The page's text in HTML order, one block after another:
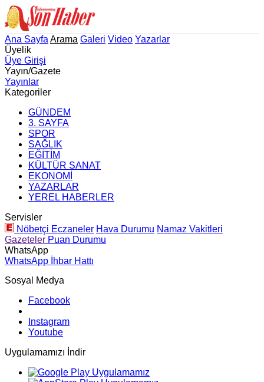
Ana Sayfa Arama Galeri Video Yazarlar
Üyelik
Üye Girişi
Yayın/Gazete
Yayınlar
Kategoriler
GÜNDEM
3. SAYFA
SPOR
SAĞLIK
EĞİTİM
KÜLTÜR SANAT
EKONOMİ
YAZARLAR
YEREL HABERLER
Servisler
Nöbetçi Eczaneler Hava Durumu Namaz Vakitleri
Gazeteler Puan Durumu
WhatsApp
WhatsApp İhbar Hattı
Sosyal Medya
Facebook
Instagram
Youtube
Uygulamamızı İndir